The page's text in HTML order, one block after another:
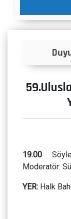
19.00
Moderatör:
YER: Halk